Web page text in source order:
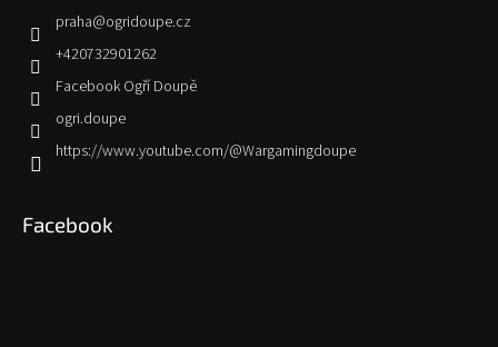
praha@ogridoupe.cz
+420732901262
Facebook Ogří Doupě
ogri.doupe
https://www.youtube.com/@Wargamingdoupe
Facebook